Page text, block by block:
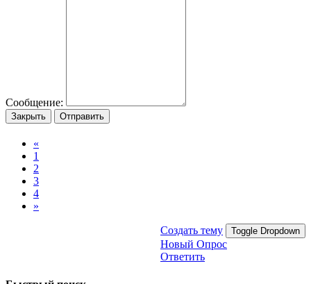
Сообщение:
Закрыть Отправить
«
1
2
3
4
»
Создать тему Toggle Dropdown
Новый Опрос
Ответить